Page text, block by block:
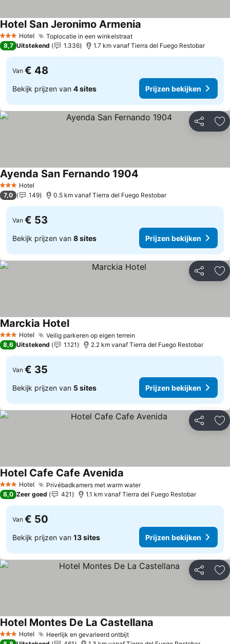
3 SterrenHotel Toplocatie in een winkelstraat
Hotel San Jeronimo Armenia
8,7 Uitstekend 1.336 1.7 km vanaf Tierra del Fuego Restobar
Van € 48
Bekijk prijzen van 4 sites Prijzen bekijken
Delen
3 SterrenHotel
Ayenda San Fernando 1904
7,0 149 0.5 km vanaf Tierra del Fuego Restobar
Van € 53
Bekijk prijzen van 8 sites Prijzen bekijken
Delen
3 SterrenHotel Veilig parkeren op eigen terrein
Marckia Hotel
8,6 Uitstekend 1.121 2.2 km vanaf Tierra del Fuego Restobar
Van € 35
Bekijk prijzen van 5 sites Prijzen bekijken
Delen
3 SterrenHotel Privébadkamers met warm water
Hotel Cafe Cafe Avenida
8,0 Zeer goed 421 1.1 km vanaf Tierra del Fuego Restobar
Van € 50
Bekijk prijzen van 13 sites Prijzen bekijken
Delen
3 SterrenHotel Heerlijk en gevarieerd ontbijt
Hotel Montes De La Castellana